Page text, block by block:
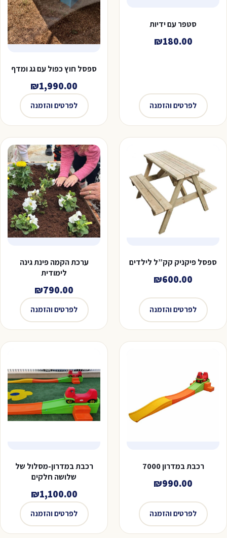
סטפר עם ידיות
₪180.00
לפרטים והזמנה
ספסל חוץ כפול עם גג ומדף
₪1,990.00
לפרטים והזמנה
ספסל פיקניק קק”ל לילדים
₪600.00
לפרטים והזמנה
ערכת הקמה פינת גינה
לימודית
₪790.00
לפרטים והזמנה
רכבת במדרון 7000
₪990.00
לפרטים והזמנה
רכבת במדרון-מסלול של
שלושה חלקים
₪1,100.00
לפרטים והזמנה